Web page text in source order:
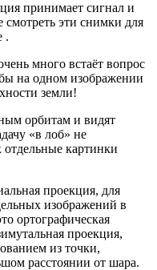
принимает сигнал и
эти снимки для
.
много встаёт вопрос
на одном изображении
земли!
орбитам и видят
«в лоб» не
отдельные картинки
проекция, для
изображений в
ортографическая
проекция,
из точки,
расстоянии от шара.